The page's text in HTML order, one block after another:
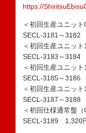
https://
＜初回生産ユニッ
SECL-3181～3182
＜初回生産ユニッ
SECL-3183～3184
＜初回生産ユニッ
SECL-3185～3186
＜初回生産ユニッ
SECL-3187～3188
＜初回仕様通常盤（
SECL-3189 1,320